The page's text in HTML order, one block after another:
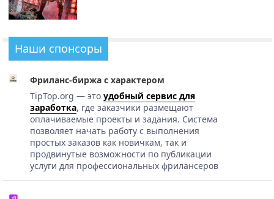
Наши спонсоры
Фриланс-биржа с характером
TipTop.org — это удобный сервис для
заработка, где заказчики размещают
оплачиваемые проекты и задания. Система
позволяет начать работу с выполнения
простых заказов как новичкам, так и
продвинутые возможности по публикации
услуги для профессиональных фрилансеров